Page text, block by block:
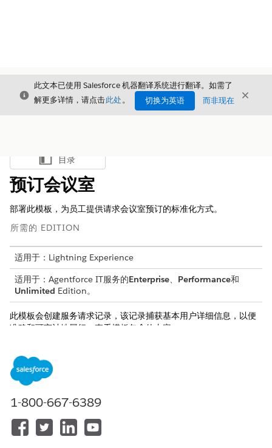
关闭
此文本已使用 Salesforce 机器翻译系统进行翻译。如需了
解更多详情，请点击此处。 切换为英语 而非现在 关闭
显示目录
目录
预订会议室
部署此模板，为员工提供请求会议室预订的标准化方式。
所需的 EDITION
适用于：Lightning Experience
适用于：Agentforce IT服务的Enterprise、 Performance和
Unlimited Edition。
此模板会创建服务请求记录，该记录捕获基本用户详细信息，以便
准确和可审计地履行。查看模板包含的内容。
接收属性
此模板的接收表单从员工那里获取这些详细信息：
楼层编号：会议室所在建筑内的特定楼层。
建筑名称：会议室所在建筑的名称。
城市：进行预订的办公室的城市位置。
1-800-667-6389